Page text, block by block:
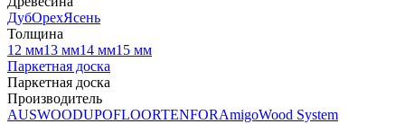
ДубОрехЯсень
Толщина
12 мм13 мм14 мм15 мм
Паркетная доска
Паркетная доска
Производитель
AUSWOODUPOFLOORTENFORAmigoWood System